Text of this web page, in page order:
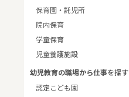
保育園・託児所
院内保育
学童保育
児童養護施設
幼児教育の職場から仕事を探す
認定こども園